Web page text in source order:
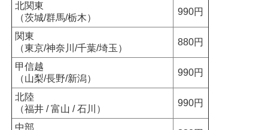
北関東
（茨城/群馬/栃木）
990円
関東
（東京/神奈川/千葉/埼玉）
880円
甲信越
（山梨/長野/新潟）
990円
北陸
（福井 / 富山 / 石川）
990円
中部